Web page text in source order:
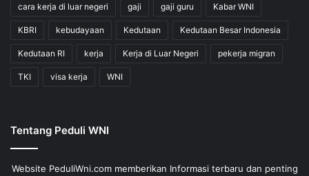
cara kerja di luar negeri gaji gaji guru Kabar WNI
KBRI kebudayaan Kedutaan Kedutaan Besar Indonesia
Kedutaan RI kerja Kerja di Luar Negeri pekerja migran
TKI visa kerja WNI
Tentang Peduli WNI
Website PeduliWni.com memberikan Informasi terbaru dan penting